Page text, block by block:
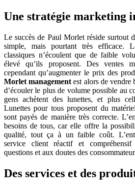
Une stratégie marketing
Le succès de Paul Morlet réside surtout
simple, mais pourtant très efficace.
classiques n’écoulent que de faible
élevé qu’ils proposent. Des ventes
cependant qu’augmenter le prix des
Morlet management est alors de vendre
d’écouler le plus de volume possible au
gens achètent des lunettes, et plus
Lunettes pour tous proposent du
sont payés de manière très correcte.
besoins de tous, car elle offre la
qualité, tout ça à un faible coût.
service client réactif et
questions et aux doutes des
Des services et des